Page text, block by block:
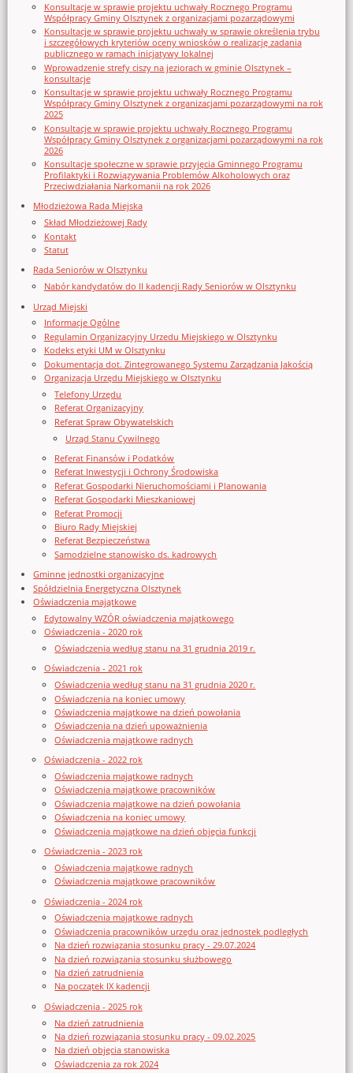
Konsultacje w sprawie projektu uchwały Rocznego Programu
Współpracy Gminy Olsztynek z organizacjami pozarządowymi
Konsultacje w sprawie projektu uchwały w sprawie określenia trybu
i szczegółowych kryteriów oceny wniosków o realizację zadania
publicznego w ramach inicjatywy lokalnej
Wprowadzenie strefy ciszy na jeziorach w gminie Olsztynek –
konsultacje
Konsultacje w sprawie projektu uchwały Rocznego Programu
Współpracy Gminy Olsztynek z organizacjami pozarządowymi na rok
2025
Konsultacje w sprawie projektu uchwały Rocznego Programu
Współpracy Gminy Olsztynek z organizacjami pozarządowymi na rok
2026
Konsultacje społeczne w sprawie przyjęcia Gminnego Programu
Profilaktyki i Rozwiązywania Problemów Alkoholowych oraz
Przeciwdziałania Narkomanii na rok 2026
Młodzieżowa Rada Miejska
Skład Młodzieżowej Rady
Kontakt
Statut
Rada Seniorów w Olsztynku
Nabór kandydatów do II kadencji Rady Seniorów w Olsztynku
Urząd Miejski
Informacje Ogólne
Regulamin Organizacyjny Urzedu Miejskiego w Olsztynku
Kodeks etyki UM w Olsztynku
Dokumentacja dot. Zintegrowanego Systemu Zarządzania Jakością
Organizacja Urzędu Miejskiego w Olsztynku
Telefony Urzędu
Referat Organizacyjny
Referat Spraw Obywatelskich
Urząd Stanu Cywilnego
Referat Finansów i Podatków
Referat Inwestycji i Ochrony Środowiska
Referat Gospodarki Nieruchomościami i Planowania
Referat Gospodarki Mieszkaniowej
Referat Promocji
Biuro Rady Miejskiej
Referat Bezpieczeństwa
Samodzielne stanowisko ds. kadrowych
Gminne jednostki organizacyjne
Spółdzielnia Energetyczna Olsztynek
Oświadczenia majątkowe
Edytowalny WZÓR oświadczenia majątkowego
Oświadczenia - 2020 rok
Oświadczenia według stanu na 31 grudnia 2019 r.
Oświadczenia - 2021 rok
Oświadczenia według stanu na 31 grudnia 2020 r.
Oświadczenia na koniec umowy
Oświadczenia majątkowe na dzień powołania
Oświadczenia na dzień upoważnienia
Oświadczenia majątkowe radnych
Oświadczenia - 2022 rok
Oświadczenia majątkowe radnych
Oświadczenia majątkowe pracowników
Oświadczenia majątkowe na dzień powołania
Oświadczenia na koniec umowy
Oświadczenia majątkowe na dzień objęcia funkcji
Oświadczenia - 2023 rok
Oświadczenia majątkowe radnych
Oświadczenia majątkowe pracowników
Oświadczenia - 2024 rok
Oświadczenia majątkowe radnych
Oświadczenia pracowników urzędu oraz jednostek podległych
Na dzień rozwiązania stosunku pracy - 29.07.2024
Na dzień rozwiązania stosunku służbowego
Na dzień zatrudnienia
Na początek IX kadencji
Oświadczenia - 2025 rok
Na dzień zatrudnienia
Na dzień rozwiązania stosunku pracy - 09.02.2025
Na dzień objęcia stanowiska
Oświadczenia za rok 2024